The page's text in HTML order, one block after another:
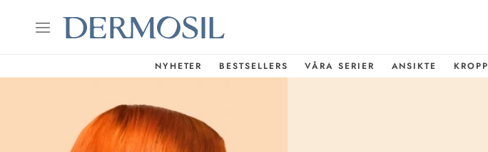
NYHETER BESTSELLERS VÅRA SERIER ANSIKTE KROPP